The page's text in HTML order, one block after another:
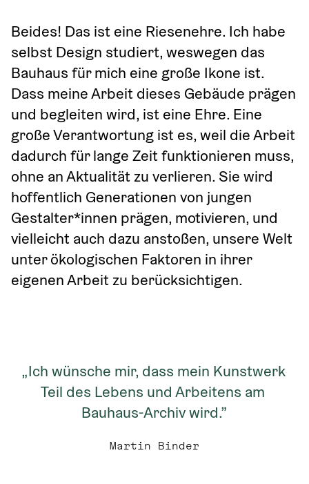
Beides! Das ist eine Riesenehre. Ich habe
selbst Design studiert, weswegen das
Bauhaus für mich eine große Ikone ist.
Dass meine Arbeit dieses Gebäude prägen
und begleiten wird, ist eine Ehre. Eine
große Verantwortung ist es, weil die Arbeit
dadurch für lange Zeit funktionieren muss,
ohne an Aktualität zu verlieren. Sie wird
hoffentlich Generationen von jungen
Gestalter*innen prägen, motivieren, und
vielleicht auch dazu anstoßen, unsere Welt
unter ökologischen Faktoren in ihrer
eigenen Arbeit zu berücksichtigen.
„Ich wünsche mir, dass mein Kunstwerk
Teil des Lebens und Arbeitens am
Bauhaus-Archiv wird.”
Martin Binder